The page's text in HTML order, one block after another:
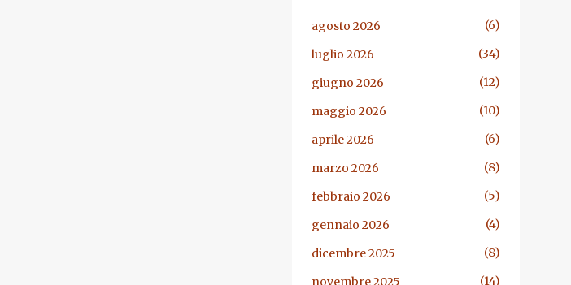
agosto 2026
6
luglio 2026
34
giugno 2026
12
maggio 2026
10
aprile 2026
6
marzo 2026
8
febbraio 2026
5
gennaio 2026
4
dicembre 2025
8
novembre 2025
14